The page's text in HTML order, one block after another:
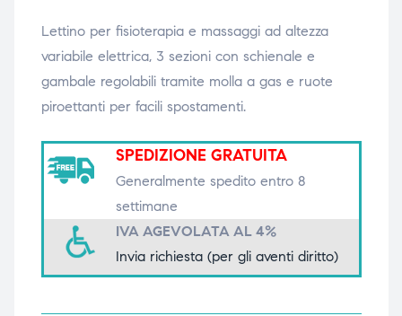
Lettino per fisioterapia e massaggi ad altezza
variabile elettrica, 3 sezioni con schienale e
gambale regolabili tramite molla a gas e ruote
piroettanti per facili spostamenti.
SPEDIZIONE GRATUITA
Generalmente spedito entro 8
settimane
IVA AGEVOLATA AL 4%
Invia richiesta (per gli aventi diritto)